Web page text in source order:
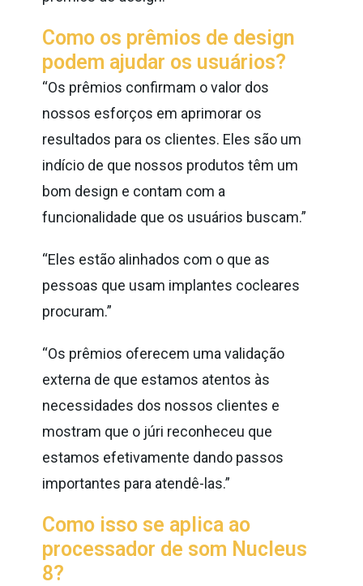
Como os prêmios de design
podem ajudar os usuários?
“Os prêmios confirmam o valor dos
nossos esforços em aprimorar os
resultados para os clientes. Eles são um
indício de que nossos produtos têm um
bom design e contam com a
funcionalidade que os usuários buscam.”
“Eles estão alinhados com o que as
pessoas que usam implantes cocleares
procuram.”
“Os prêmios oferecem uma validação
externa de que estamos atentos às
necessidades dos nossos clientes e
mostram que o júri reconheceu que
estamos efetivamente dando passos
importantes para atendê-las.”
Como isso se aplica ao
processador de som Nucleus
8?